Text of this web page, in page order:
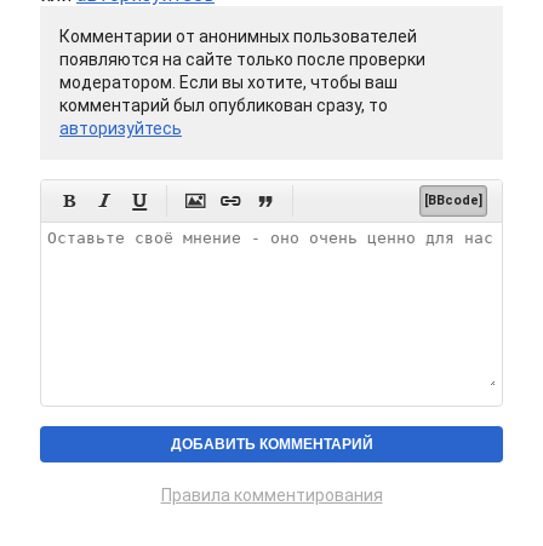
Комментарии от анонимных пользователей
появляются на сайте только после проверки
модератором. Если вы хотите, чтобы ваш
комментарий был опубликован сразу, то
авторизуйтесь
      [BBcode]
Правила комментирования